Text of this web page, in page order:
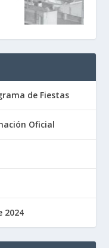
de Fiestas
Oficial
2024